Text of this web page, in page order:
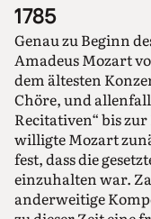
1785
Genau zu Beginn
Amadeus Mozart
dem ältesten
Chöre, und
Recitativen“ bis
willigte Mozart
fest, dass die
einzuhalten war.
anderweitige